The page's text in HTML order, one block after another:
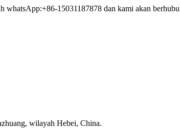
whatsApp:+86-15031187878 dan kami akan
wilayah Hebei, China.